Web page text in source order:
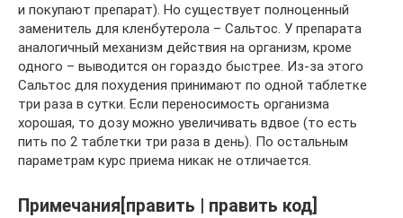
и покупают препарат). Но существует полноценный
заменитель для кленбутерола – Сальтос. У препарата
аналогичный механизм действия на организм, кроме
одного – выводится он гораздо быстрее. Из-за этого
Сальтос для похудения принимают по одной таблетке
три раза в сутки. Если переносимость организма
хорошая, то дозу можно увеличивать вдвое (то есть
пить по 2 таблетки три раза в день). По остальным
параметрам курс приема никак не отличается.
Примечания[править | править код]